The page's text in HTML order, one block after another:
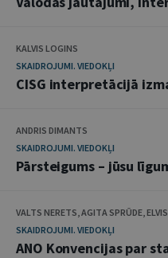
KALVIS LOGINS
SKAIDROJUMI. VIEDOKĻI
CISG interpretācijā
ANDRIS DIMANTS
SKAIDROJUMI. VIEDOKĻI
Pārsteigums – jūsu
VALTS NERETS, AGITA SPRŪDE,
SKAIDROJUMI. VIEDOKĻI
ANO Konvencijas par